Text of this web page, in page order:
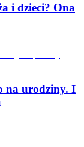
i dzieci? Ona
na urodziny. I